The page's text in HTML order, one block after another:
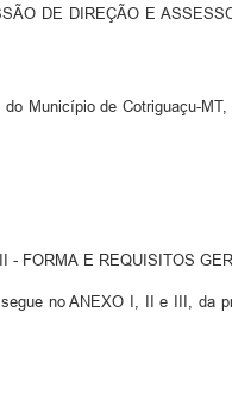
DE DIREÇÃO E
, do Município de Cotriguaçu-
FORMA E REQUISITOS
no ANEXO I, II e III, da